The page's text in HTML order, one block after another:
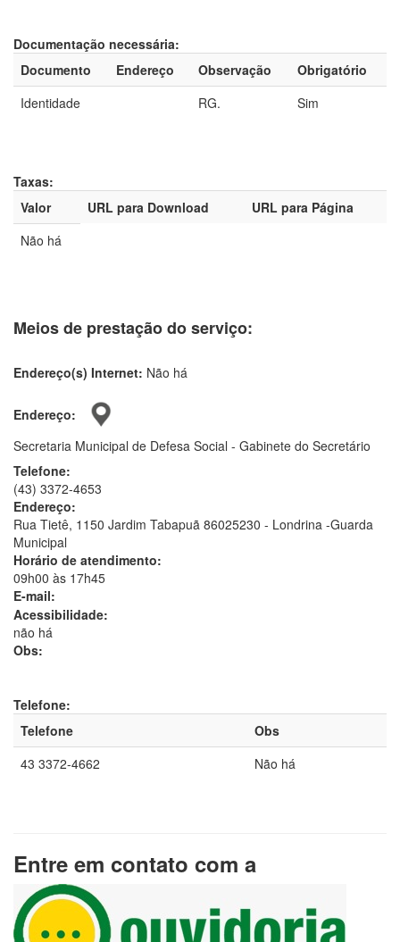
Documentação necessária:
Documento
Endereço Observação
Obrigatório
Identidade
RG. Sim
Taxas:
Valor
URL para Download
URL para Página
Não há
Meios de prestação do serviço:
Endereço(s) Internet: Não há
Endereço:
Secretaria Municipal de Defesa Social - Gabinete do Secretário
Telefone:
(43) 3372-4653
Endereço:
Rua Tietê, 1150 Jardim Tabapuã 86025230 - Londrina -Guarda
Municipal
Horário de atendimento:
09h00 às 17h45
E-mail:
Acessibilidade:
não há
Obs:
Telefone:
Telefone
Obs
43 3372-4662
Não há
Entre em contato com a